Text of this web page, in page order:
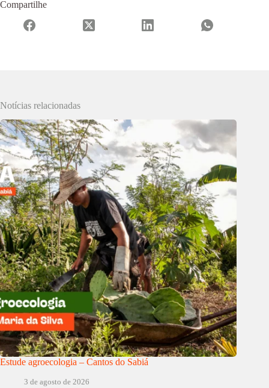
Compartilhe
Notícias relacionadas
Estude agroecologia – Cantos do Sabiá
3 de agosto de 2026